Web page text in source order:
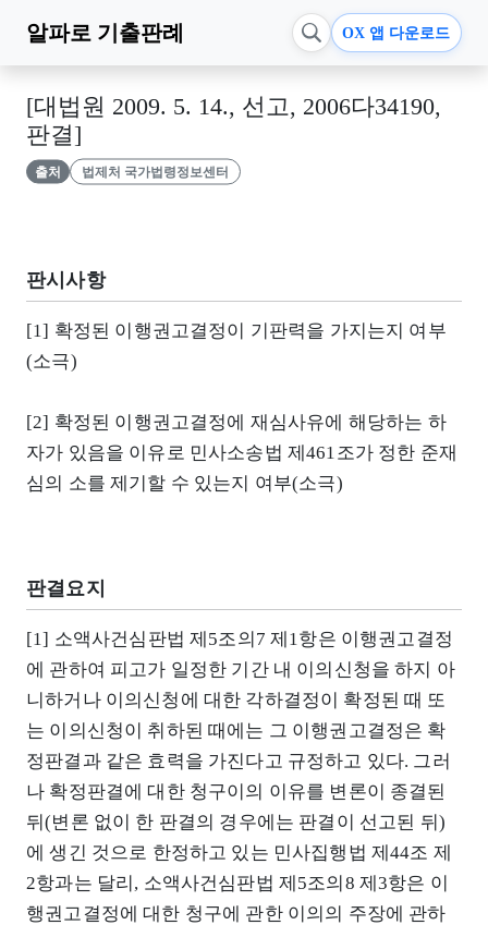
알파로 기출판례 OX 앱 다운로드
[대법원 2009. 5. 14., 선고, 2006다34190,
판결]
출처 법제처 국가법령정보센터
판시사항
[1] 확정된 이행권고결정이 기판력을 가지는지 여부
(소극)
[2] 확정된 이행권고결정에 재심사유에 해당하는 하
자가 있음을 이유로 민사소송법 제461조가 정한 준재
심의 소를 제기할 수 있는지 여부(소극)
판결요지
[1] 소액사건심판법 제5조의7 제1항은 이행권고결정
에 관하여 피고가 일정한 기간 내 이의신청을 하지 아
니하거나 이의신청에 대한 각하결정이 확정된 때 또
는 이의신청이 취하된 때에는 그 이행권고결정은 확
정판결과 같은 효력을 가진다고 규정하고 있다. 그러
나 확정판결에 대한 청구이의 이유를 변론이 종결된
뒤(변론 없이 한 판결의 경우에는 판결이 선고된 뒤)
에 생긴 것으로 한정하고 있는 민사집행법 제44조 제
2항과는 달리, 소액사건심판법 제5조의8 제3항은 이
행권고결정에 대한 청구에 관한 이의의 주장에 관하